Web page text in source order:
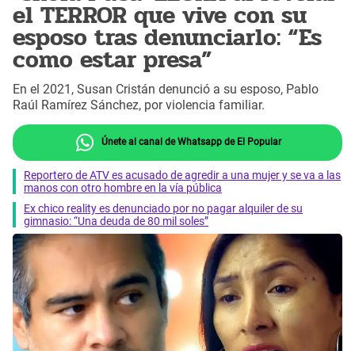
el TERROR que vive con su
esposo tras denunciarlo: “Es
como estar presa”
En el 2021, Susan Cristán denunció a su esposo, Pablo
Raúl Ramírez Sánchez, por violencia familiar.
Únete al canal de Whatsapp de El Popular
Reportero de ATV es acusado de agredir a una mujer y se va a las
manos con otro hombre en la vía pública
Ex chico reality es denunciado por no pagar alquiler de su
gimnasio: “Una deuda de 80 mil soles”